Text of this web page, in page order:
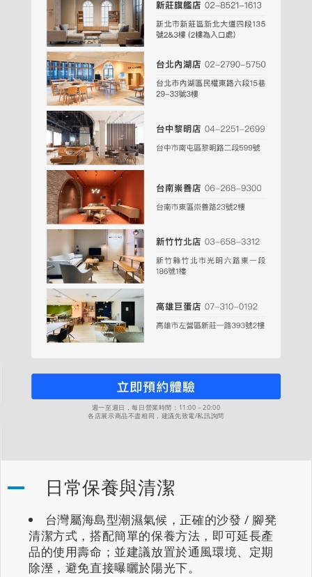
週一至週日，每日營業時間：11:00－20:00
各店展示商品不盡相同，建議先致電/私訊詢問
日常保養與清潔
台灣屬海島型潮濕氣候，正確的沙發 / 腳凳
清潔方式，搭配簡單的保養方法，即可延長產
品的使用壽命；並建議放置於通風環境、定期
除溼，避免直接曝曬於陽光下。